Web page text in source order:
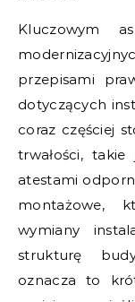
Kluczowym
przepisami
dotyczących
coraz częściej
trwałości,
atestami
montażowe,
wymiany
strukturę
oznacza to